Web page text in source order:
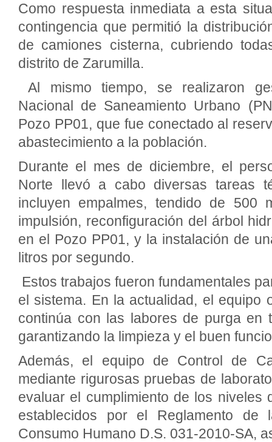
Como respuesta inmediata a esta
contingencia que permitió la
de camiones cisterna, cubriendo
distrito de Zarumilla.
Al mismo tiempo, se realizaron
Nacional de Saneamiento Urbano
Pozo PP01, que fue conectado al
abastecimiento a la población.
Durante el mes de diciembre, el
Norte llevó a cabo diversas tareas
incluyen empalmes, tendido de 500
impulsión, reconfiguración del árbol
en el Pozo PP01, y la instalación de
litros por segundo.
Estos trabajos fueron fundamentales
el sistema. En la actualidad, el equipo
continúa con las labores de purga en
garantizando la limpieza y el buen
Además, el equipo de Control de
mediante rigurosas pruebas de
evaluar el cumplimiento de los niveles
establecidos por el Reglamento
Consumo Humano D.S. 031-2010-SA,